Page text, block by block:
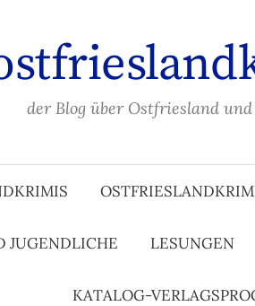
der Blog über Ostfriesland
JUGENDLICHE LESUNGEN
KATALOG-